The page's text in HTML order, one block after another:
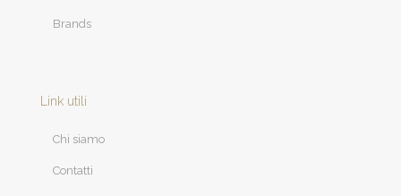
Brands
Link utili
Chi siamo
Contatti